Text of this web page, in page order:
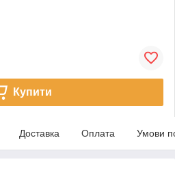
Купити
Доставка Оплата Умови